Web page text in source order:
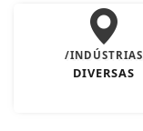
/INDÚSTRIAS
DIVERSAS